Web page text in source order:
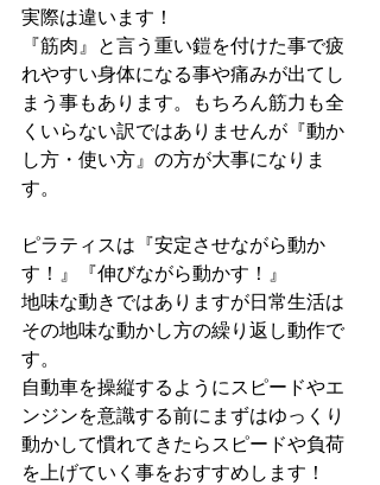
実際は違います！
『筋肉』と言う重い鎧を付けた事で疲
れやすい身体になる事や痛みが出てし
まう事もあります。もちろん筋力も全
くいらない訳ではありませんが『動か
し方・使い方』の方が大事になりま
す。
ピラティスは『安定させながら動か
す！』『伸びながら動かす！』
地味な動きではありますが日常生活は
その地味な動かし方の繰り返し動作で
す。
自動車を操縦するようにスピードやエ
ンジンを意識する前にまずはゆっくり
動かして慣れてきたらスピードや負荷
を上げていく事をおすすめします！